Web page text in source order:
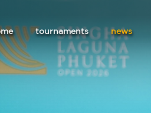
tournaments news